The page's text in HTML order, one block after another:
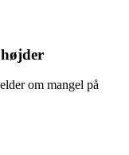
om mangel på